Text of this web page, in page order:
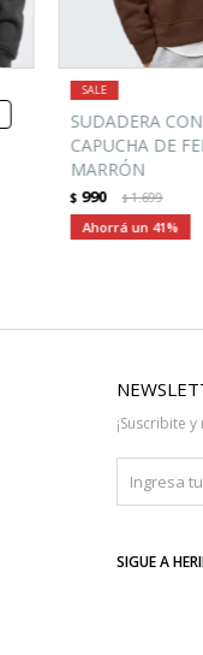
SUDADERA CON
CAPUCHA DE
MARRÓN
$ 990 $1.699
41
¡Suscribite
SIGUE A